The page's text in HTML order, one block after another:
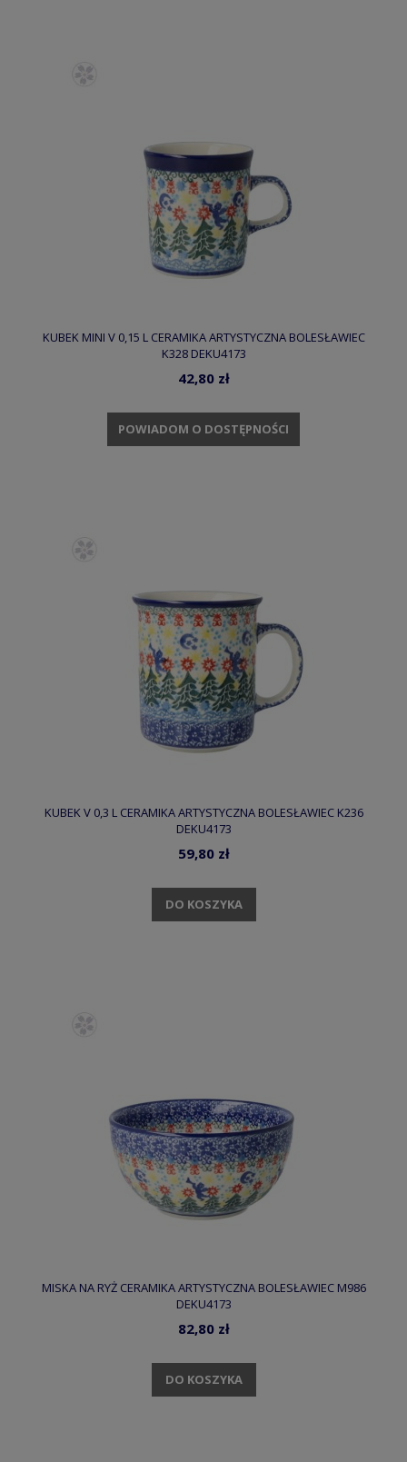
KUBEK MINI V 0,15 L CERAMIKA ARTYSTYCZNA BOLESŁAWIEC
K328 DEKU4173
42,80 zł
POWIADOM O DOSTĘPNOŚCI
KUBEK V 0,3 L CERAMIKA ARTYSTYCZNA BOLESŁAWIEC K236
DEKU4173
59,80 zł
DO KOSZYKA
MISKA NA RYŻ CERAMIKA ARTYSTYCZNA BOLESŁAWIEC M986
DEKU4173
82,80 zł
DO KOSZYKA